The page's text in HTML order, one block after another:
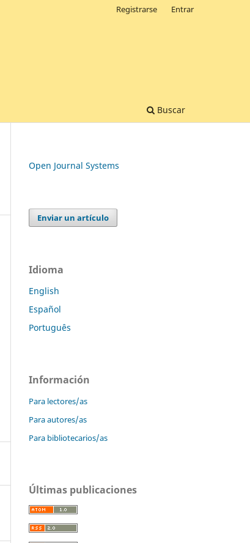
Buscar
Registrarse Entrar
Open Journal Systems
Enviar un artículo
Idioma
English
Español
Português
Información
Para lectores/as
Para autores/as
Para bibliotecarios/as
Últimas publicaciones